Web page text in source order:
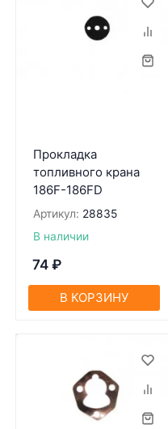
Прокладка
топливного крана
186F-186FD
Артикул: 28835
В наличии
74 ₽
В КОРЗИНУ